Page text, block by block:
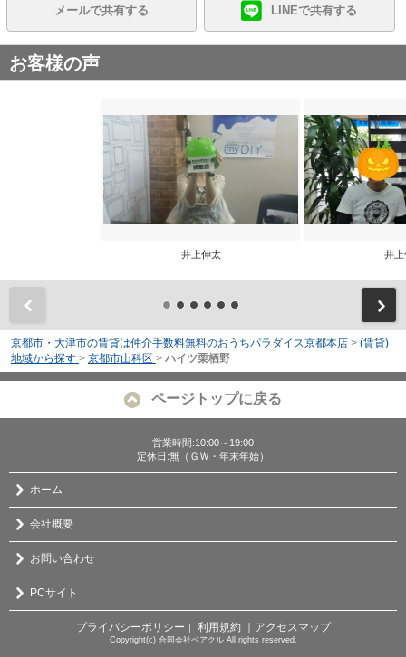
メールで共有する LINEで共有する
お客様の声
井上伸太 井上
京都市・大津市の賃貸は仲介手数料無料のおうちパラダイス京都本店 > (賃貸)
地域から探す > 京都市山科区 > ハイツ栗栖野
ページトップに戻る
営業時間:10:00～19:00
定休日:無（ＧＷ・年末年始）
ホーム
会社概要
お問い合わせ
PCサイト
プライバシーポリシー 利用規約 ｜アクセスマップ
Copyright(c) 合同会社ベアクル All rights reserved.